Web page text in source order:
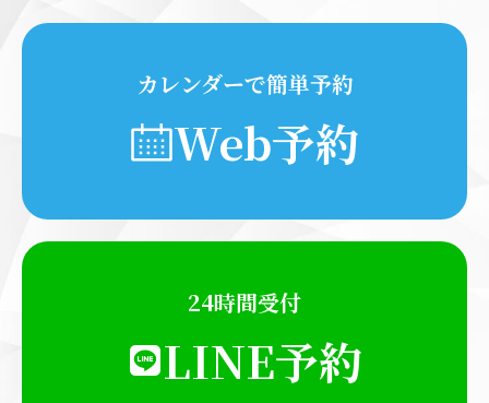
カレンダーで簡単予約
Web予約
24時間受付
LINE予約